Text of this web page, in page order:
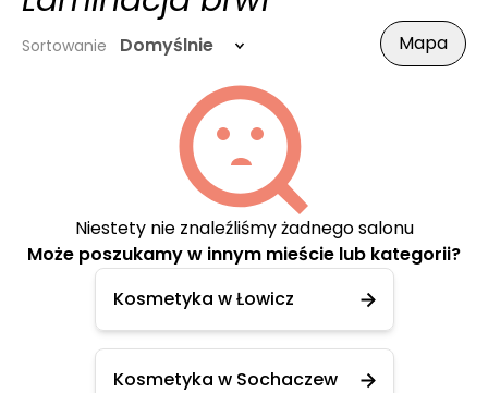
Sortowanie Domyślnie Mapa
Niestety nie znaleźliśmy żadnego salonu
Może poszukamy w innym mieście lub kategorii?
Kosmetyka w Łowicz
Kosmetyka w Sochaczew